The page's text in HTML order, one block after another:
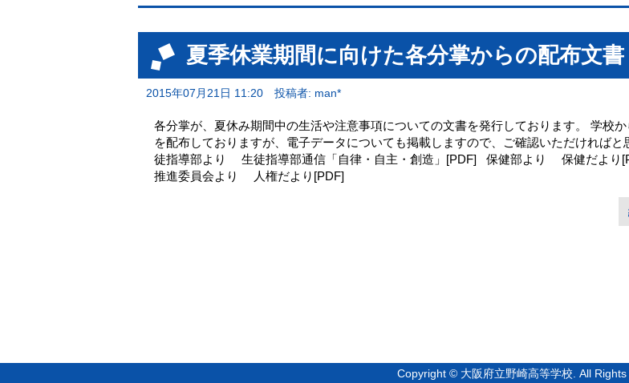
夏季休業期間に向けた各分掌からの配布文書
2015年07月21日 11:20 投稿者: man*
各分掌が、夏休み期間中の生活や注意事項についての文書を発行しております。 学校
を配布しておりますが、電子データについても掲載しますので、ご確認いただければ
徒指導部より 生徒指導部通信「自律・自主・創造」[PDF] 保健部より 保健だより
推進委員会より 人権だより[PDF]
Copyright © 大阪府立野崎高等学校. All